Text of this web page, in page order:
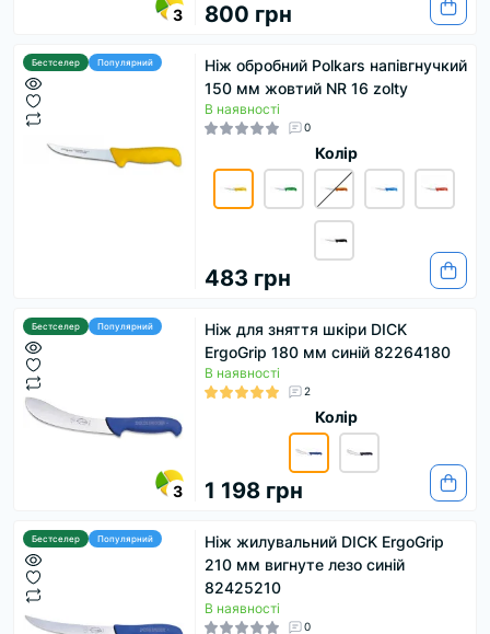
3 800 грн
Бестселер Популярний
Ніж обробний Polkars напівгнучкий
150 мм жовтий NR 16 zolty
В наявності
0
Колір
483 грн
Бестселер Популярний
3
Ніж для зняття шкіри DICK
ErgoGrip 180 мм синій 82264180
В наявності
2
Колір
1 198 грн
Бестселер Популярний
Ніж жилувальний DICK ErgoGrip
210 мм вигнуте лезо синій
82425210
В наявності
0